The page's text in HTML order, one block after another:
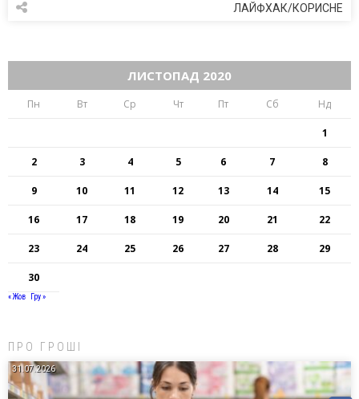
ЛАЙФХАК/КОРИСНЕ
ЛИСТОПАД 2020
Пн Вт Ср Чт Пт Сб Нд
1
2 3 4 5 6 7 8
9 10 11 12 13 14 15
16 17 18 19 20 21 22
23 24 25 26 27 28 29
30
« Жов Гру »
ПРО ГРОШІ
31.07.2026